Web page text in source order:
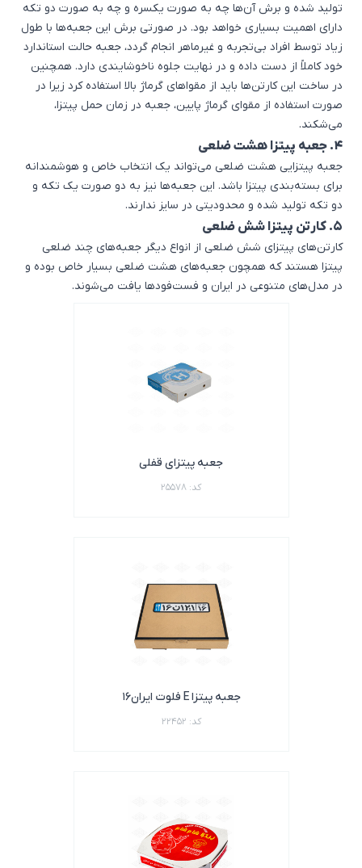
تولید شده و برش آن‌ها چه به صورت یکسره و چه به صورت دو تکه
دارای اهمیت بسیاری خواهد بود. در صورتی برش این جعبه‌ها با طول
زیاد توسط افراد بی‌تجربه و غیرماهر انجام گردد، جعبه حالت استاندارد
خود کاملاً از دست داده و در نهایت جلوه ناخوشایندی دارد. همچنین
در ساخت این کارتن‌ها باید از مقواهای گرماژ بالا استفاده کرد زیرا در
صورت استفاده از مقوای گرماژ پایین، جعبه در زمان حمل پیتزا،
می‌شکند.
4. جعبه پیتزا هشت ضلعی
جعبه پیتزایی هشت ضلعی می‌تواند یک انتخاب خاص و هوشمندانه
برای بسته‌بندی پیتزا باشد. این جعبه‌ها نیز به دو صورت یک تکه و
دو تکه تولید شده و محدودیتی در سایز ندارند.
5. کارتن پیتزا شش ضلعی
کارتن‌های پیتزای شش ضلعی از انواع دیگر جعبه‌های چند ضلعی
پیتزا هستند که همچون جعبه‌های هشت ضلعی بسیار خاص بوده و
در مدل‌های متنوعی در ایران و فست‌فودها یافت می‌شوند.
جعبه پیتزای قفلی
کد: 25578
جعبه پیتزا E فلوت ایران16
کد: 22452